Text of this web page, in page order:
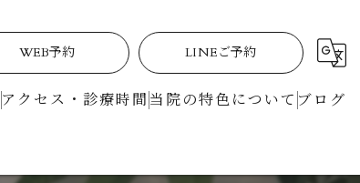
WEB予約 LINEご予約
アクセス・診療時間 当院の特色について ブログ